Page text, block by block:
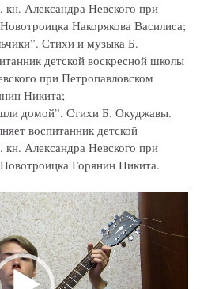
Александра Невского при
Накорякова Василиса;
Стихи и музыка Б.
детской воскресной школы
при Петропавловском
Никита;
домой”. Стихи Б. Окуджавы.
воспитанник детской
Александра Невского при
Горянин Никита.